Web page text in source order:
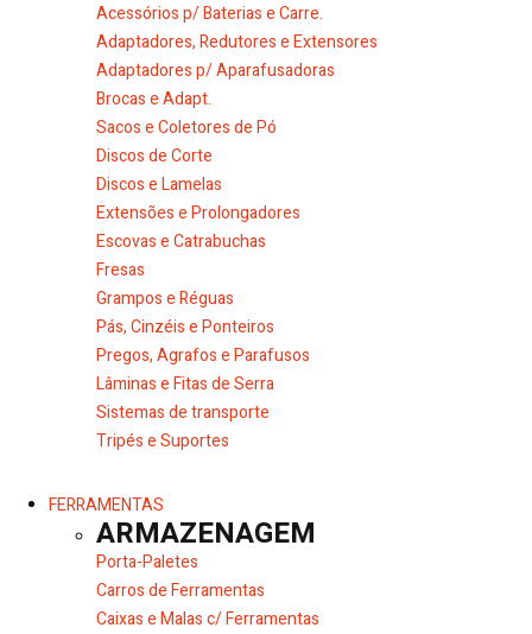
Acessórios p/ Baterias e Carre.
Adaptadores, Redutores e Extensores
Adaptadores p/ Aparafusadoras
Brocas e Adapt.
Sacos e Coletores de Pó
Discos de Corte
Discos e Lamelas
Extensões e Prolongadores
Escovas e Catrabuchas
Fresas
Grampos e Réguas
Pás, Cinzéis e Ponteiros
Pregos, Agrafos e Parafusos
Lâminas e Fitas de Serra
Sistemas de transporte
Tripés e Suportes
FERRAMENTAS
ARMAZENAGEM
Porta-Paletes
Carros de Ferramentas
Caixas e Malas c/ Ferramentas